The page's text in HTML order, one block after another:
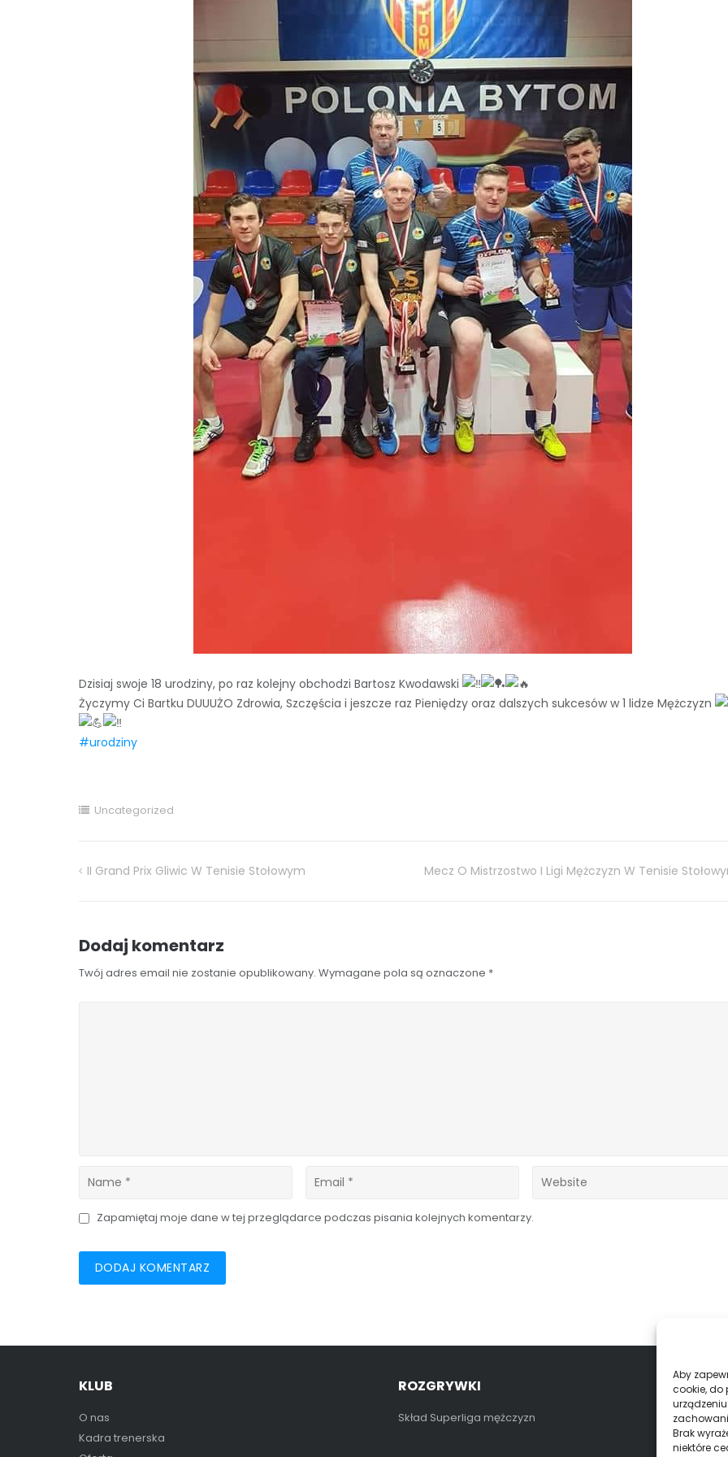
Aby
cookie,
Brak
niektóre
Dzisiaj swoje 18 urodziny, po raz kolejny obchodzi Bartosz Kwodawski
Życzymy Ci Bartku DUUUŻO Zdrowia, Szczęścia i jeszcze raz Pieniędzy oraz dalszych sukcesów w 1 lidze Mężczyzn
#urodziny
Uncategorized
Nawigacja
II Grand Prix Gliwic W Tenisie Stołowym Mecz O Mistrzostwo I Ligi Mężczyzn W Tenisie
Dodaj komentarz
Twój adres email nie zostanie opublikowany. Wymagane pola są oznaczone *
Zapamiętaj moje dane w tej przeglądarce podczas pisania kolejnych komentarzy.
KLUB
O nas
Kadra trenerska
ROZGRYWKI
Skład Superliga mężczyzn